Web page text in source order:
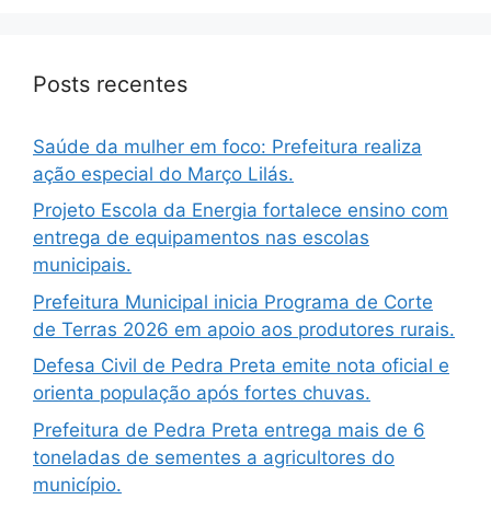
Posts recentes
Saúde da mulher em foco: Prefeitura realiza
ação especial do Março Lilás.
Projeto Escola da Energia fortalece ensino com
entrega de equipamentos nas escolas
municipais.
Prefeitura Municipal inicia Programa de Corte
de Terras 2026 em apoio aos produtores rurais.
Defesa Civil de Pedra Preta emite nota oficial e
orienta população após fortes chuvas.
Prefeitura de Pedra Preta entrega mais de 6
toneladas de sementes a agricultores do
município.